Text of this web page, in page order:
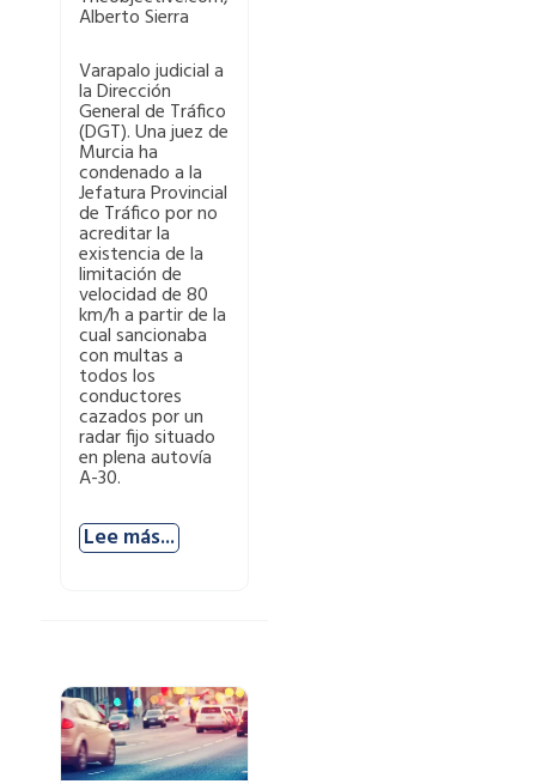
Alberto Sierra
Varapalo judicial a
la Dirección
General de Tráfico
(DGT). Una juez de
Murcia ha
condenado a la
Jefatura Provincial
de Tráfico por no
acreditar la
existencia de la
limitación de
velocidad de 80
km/h a partir de la
cual sancionaba
con multas a
todos los
conductores
cazados por un
radar fijo situado
en plena autovía
A-30.
Lee más...